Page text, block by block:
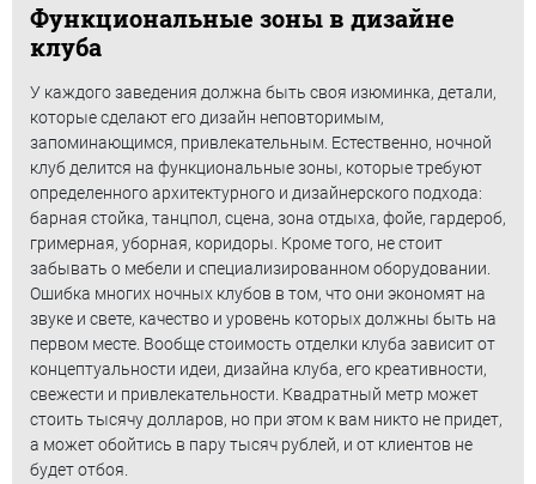
Функциональные зоны в дизайне
клуба
У каждого заведения должна быть своя изюминка, детали,
которые сделают его дизайн неповторимым,
запоминающимся, привлекательным. Естественно, ночной
клуб делится на функциональные зоны, которые требуют
определенного архитектурного и дизайнерского подхода:
барная стойка, танцпол, сцена, зона отдыха, фойе, гардероб,
гримерная, уборная, коридоры. Кроме того, не стоит
забывать о мебели и специализированном оборудовании.
Ошибка многих ночных клубов в том, что они экономят на
звуке и свете, качество и уровень которых должны быть на
первом месте. Вообще стоимость отделки клуба зависит от
концептуальности идеи, дизайна клуба, его креативности,
свежести и привлекательности. Квадратный метр может
стоить тысячу долларов, но при этом к вам никто не придет,
а может обойтись в пару тысяч рублей, и от клиентов не
будет отбоя.